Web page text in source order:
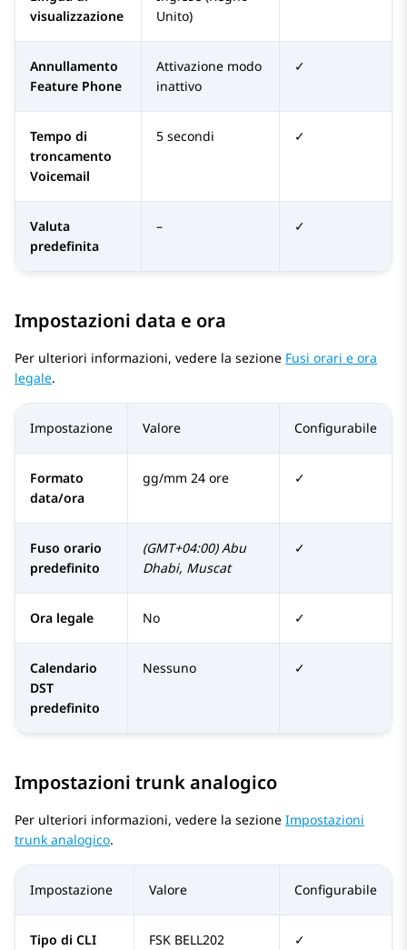
visualizzazione
Unito)
Annullamento
Feature Phone
Attivazione modo
inattivo
✓
Tempo di
troncamento
Voicemail
5 secondi ✓
Valuta
predefinita
– ✓
Impostazioni data e ora
Per ulteriori informazioni, vedere la sezione Fusi orari e ora
legale.
Impostazione Valore Configurabile
Formato
data/ora
gg/mm 24 ore ✓
Fuso orario
predefinito
(GMT+04:00) Abu
Dhabi, Muscat
✓
Ora legale No ✓
Calendario
DST
predefinito
Nessuno ✓
Impostazioni trunk analogico
Per ulteriori informazioni, vedere la sezione Impostazioni
trunk analogico.
Impostazione Valore Configurabile
Tipo di CLI FSK BELL202 ✓